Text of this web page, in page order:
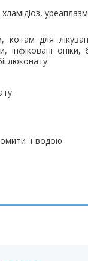
для
опіки,
її водою.